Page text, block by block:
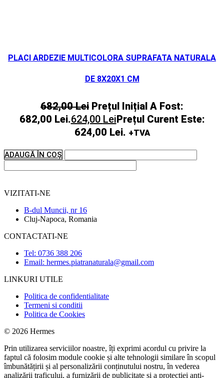
PLACI ARDEZIE MULTICOLORA SUPRAFATA NATURALA
DE 8X20X1 CM
682,00Lei Prețul Inițial A Fost:
682,00 Lei.624,00 LeiPrețul Curent Este:
624,00 Lei. +TVA
ADAUGĂ ÎN COȘ
VIZITATI-NE
B-dul Muncii, nr 16
Cluj-Napoca, Romania
CONTACTATI-NE
Tel: 0736 388 206
Email: hermes.piatranaturala@gmail.com
LINKURI UTILE
Politica de confidentialitate
Termeni si conditii
Politica de Cookies
© 2026 Hermes
Prin utilizarea serviciilor noastre, îți exprimi acordul cu privire la
faptul că folosim module cookie și alte tehnologii similare în scopul
îmbunătățirii și al personalizării conținutului nostru, în vederea
analizării traficului, a furnizării de publicitate și a protecției anti-